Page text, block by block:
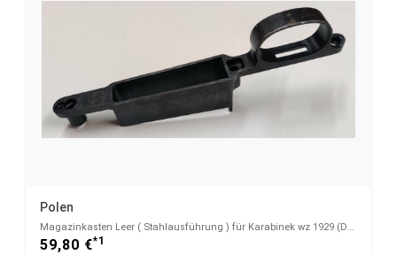
Polen
Magazinkasten Leer ( Stahlausführung ) für Karabinek wz 1929 (DE-K98-72)
59,80 €*1